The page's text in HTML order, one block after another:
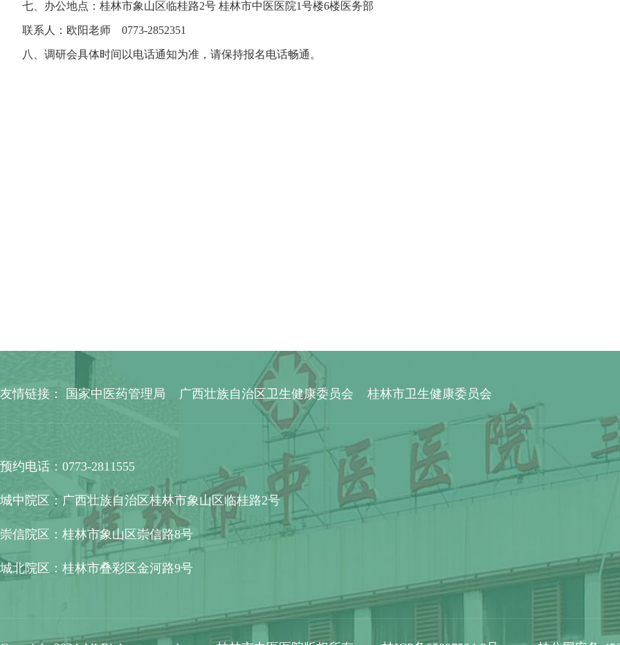
七、办公地点：桂林市象山区临桂路2号 桂林市中医医院1号楼6楼医务部
联系人：欧阳老师 0773-2852351
八、调研会具体时间以电话通知为准，请保持报名电话畅通。
友情链接： 国家中医药管理局 广西壮族自治区卫生健康委员会 桂林市卫生健康委员会
预约电话：0773-2811555
城中院区：广西壮族自治区桂林市象山区临桂路2号
崇信院区：桂林市象山区崇信路8号
城北院区：桂林市叠彩区金河路9号